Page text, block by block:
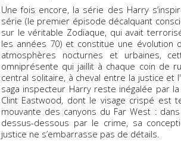
Une fois encore, la série des Harry
série (le premier épisode décalquant
sur le véritable Zodiaque, qui avait
les années 70) et constitue une évolution
atmosphères nocturnes et urbaines,
omniprésente qui jaillit à chaque coin de
central solitaire, à cheval entre la justice et
saga inspecteur Harry reste inégalée par
Clint Eastwood, dont le visage crispé est
mouvante des canyons du Far West :
dessus-dessous par le crime, sa
justice ne s’embarrasse pas de détails.